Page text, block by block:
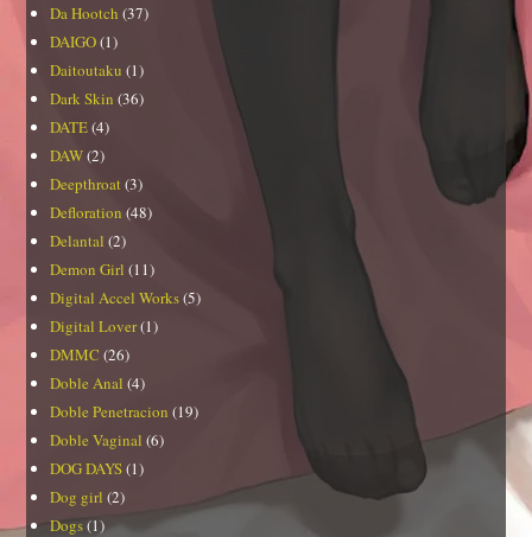
Da Hootch (37)
DAIGO(1)
Daitoutaku (1)
Dark Skin (36)
DATE(4)
DAW(2)
Deepthroat(3)
Defloration (48)
Delantal (2)
Demon Girl (11)
Digital Accel Works(5)
Digital Lover(1)
DMMC (26)
Doble Anal (4)
Doble Penetracion (19)
Doble Vaginal (6)
DOG DAYS(1)
Dog girl (2)
Dogs(1)